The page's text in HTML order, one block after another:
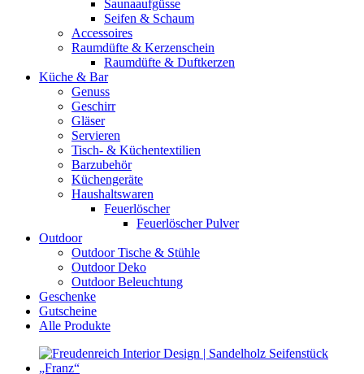
Saunaaufgüsse
Seifen & Schaum
Accessoires
Raumdüfte & Kerzenschein
Raumdüfte & Duftkerzen
Küche & Bar
Genuss
Geschirr
Gläser
Servieren
Tisch- & Küchentextilien
Barzubehör
Küchengeräte
Haushaltswaren
Feuerlöscher
Feuerlöscher Pulver
Outdoor
Outdoor Tische & Stühle
Outdoor Deko
Outdoor Beleuchtung
Geschenke
Gutscheine
Alle Produkte